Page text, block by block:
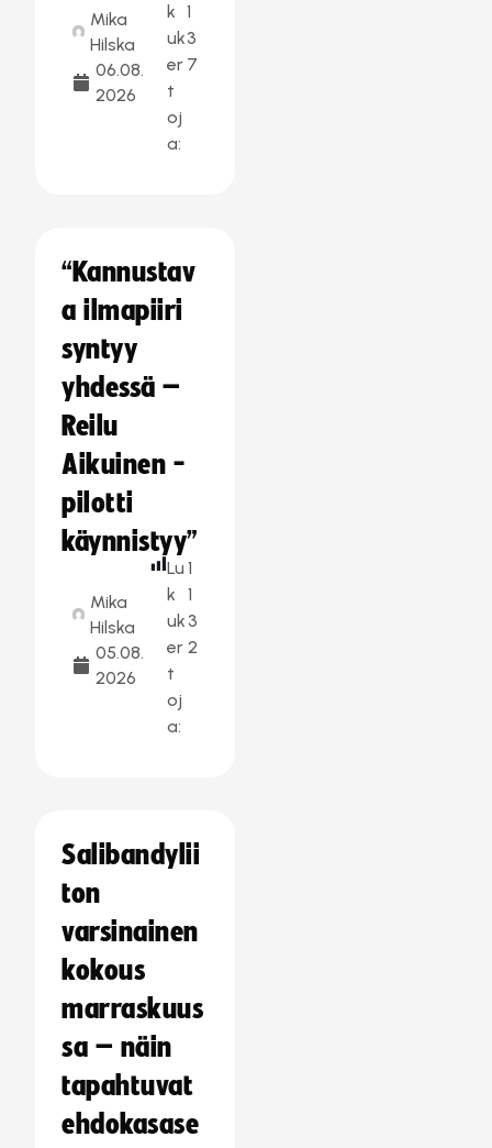
Mika
Hilska
06.08.
2026
k
uk
er
t
oj
a:
1
3
7
“Kannustav
a ilmapiiri
syntyy
yhdessä –
Reilu
Aikuinen -
pilotti
käynnistyy”
Mika
Hilska
05.08.
2026
Lu
k
uk
er
t
oj
a:
1
1
3
2
Salibandylii
ton
varsinainen
kokous
marraskuus
sa – näin
tapahtuvat
ehdokasase